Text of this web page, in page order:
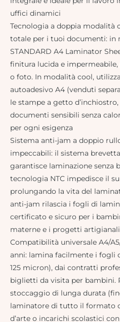
uffici dinamici
Tecnologia a doppia modalità
totale per i tuoi documenti: in
STANDARD A4 Laminator
finitura lucida e
o foto. In modalità cool,
autoadesivo A4 (venduti
le stampe a getto
documenti sensibili senza
per ogni esigenza
Sistema anti-jam a doppio
impeccabili: il sistema
garantisce laminazione senza
tecnologia NTC impedisce il
prolungando la vita del
anti-jam rilascia i fogli di
certificato e sicuro per i
materne e i progetti artigianali
Compatibilità universale A4/
anni: lamina facilmente i fogli
125 micron), dai contratti
biglietti da visita per bambini.
stoccaggio di lunga durata
laminatore di tutto il formato
d’arte o incarichi scolastici